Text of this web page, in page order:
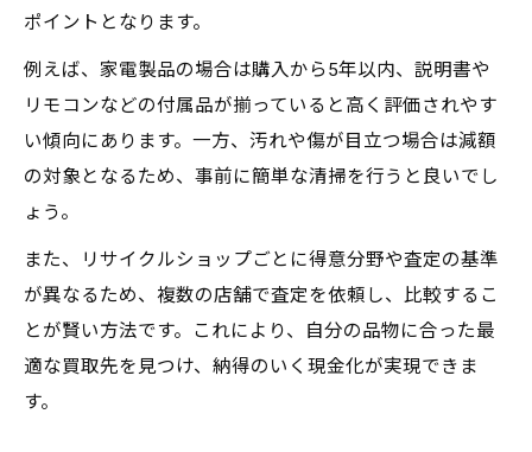
ポイントとなります。
例えば、家電製品の場合は購入から5年以内、説明書や
リモコンなどの付属品が揃っていると高く評価されやす
い傾向にあります。一方、汚れや傷が目立つ場合は減額
の対象となるため、事前に簡単な清掃を行うと良いでし
ょう。
また、リサイクルショップごとに得意分野や査定の基準
が異なるため、複数の店舗で査定を依頼し、比較するこ
とが賢い方法です。これにより、自分の品物に合った最
適な買取先を見つけ、納得のいく現金化が実現できま
す。